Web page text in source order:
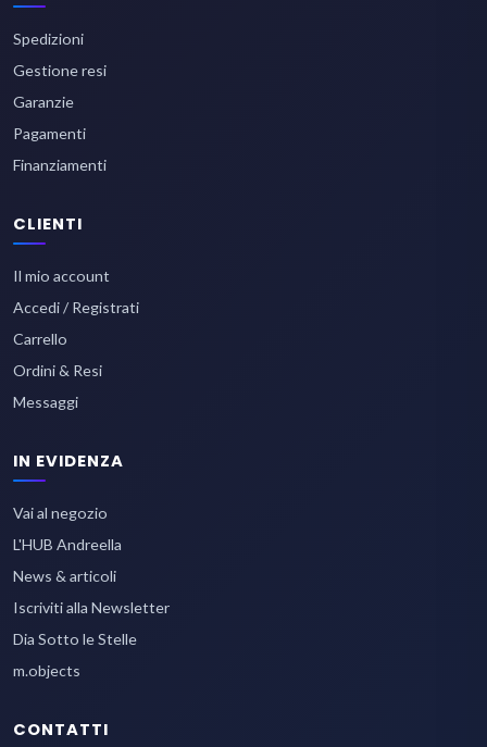
Spedizioni
Gestione resi
Garanzie
Pagamenti
Finanziamenti
CLIENTI
Il mio account
Accedi / Registrati
Carrello
Ordini & Resi
Messaggi
IN EVIDENZA
Vai al negozio
L'HUB Andreella
News & articoli
Iscriviti alla Newsletter
Dia Sotto le Stelle
m.objects
CONTATTI